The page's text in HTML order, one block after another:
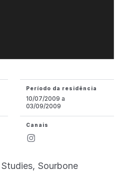
Período da residência
10/07/2009 a
03/09/2009
Canais
Sourbone